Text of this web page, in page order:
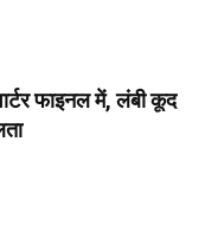
फाइनल में, लंबी कूद